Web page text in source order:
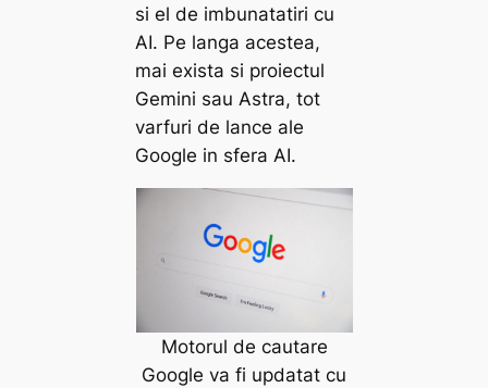
si el de imbunatatiri cu
AI. Pe langa acestea,
mai exista si proiectul
Gemini sau Astra, tot
varfuri de lance ale
Google in sfera AI.
Motorul de cautare
Google va fi updatat cu